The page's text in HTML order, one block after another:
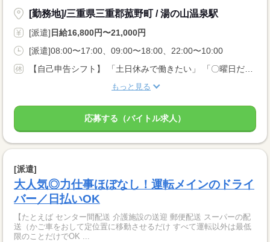
[勤務地]/三重県三重郡菰野町 / 湯の山温泉駅
[派遣] 日給16,800円〜21,000円
[派遣]08:00〜17:00、09:00〜18:00、22:00〜10:00
【自己申告シフト】 「土日休みで働きたい」 「〇曜日だけ働きたい」 働きたい日は事前に選べます。 お休み希望の曜日・時間についても 面談の際に教えてくださいね。 ※こちらは中型以上のお仕事の例です
もっと見る
応募する（バイトル求人）
[派遣]
大人気◎力仕事ほぼなし！運転メインのドライ
バー／日払いOK
【たとえば センター間配送 介護施設の送迎 郵便配送 スーパーの配
送（かご車をおして定位置に移動させるだけ すべて運転以外は最低
限のことだけでOK ...